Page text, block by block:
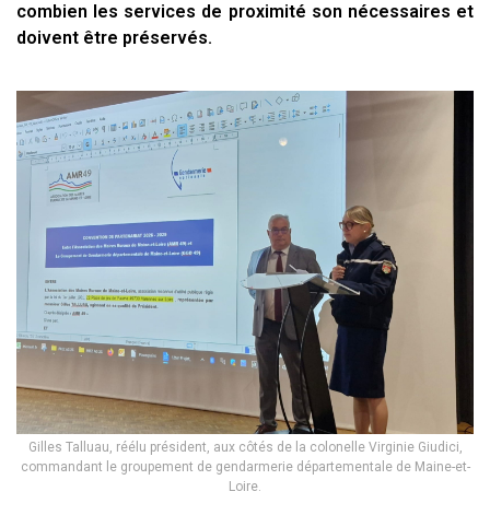
combien les services de proximité son nécessaires et
doivent être préservés.
Gilles Talluau, réélu président, aux côtés de la colonelle Virginie Giudici,
commandant le groupement de gendarmerie départementale de Maine-et-
Loire.